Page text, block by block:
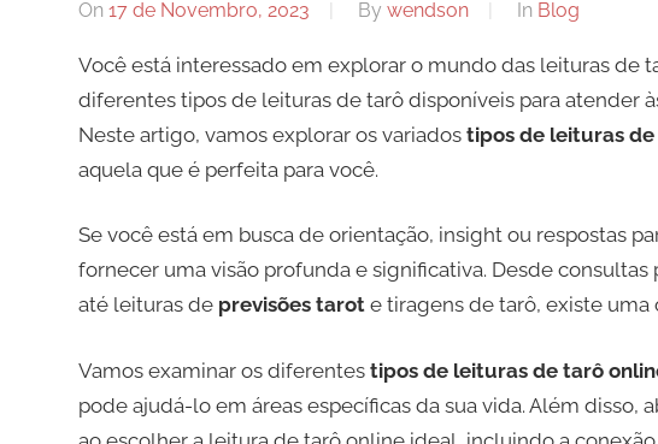
On 17 de Novembro, 2023 By wendson In Blog
Você está interessado em explorar o mundo das leituras de
diferentes tipos de leituras de tarô disponíveis para atender
Neste artigo, vamos explorar os variados tipos de leituras
aquela que é perfeita para você.
Se você está em busca de orientação, insight ou respostas
fornecer uma visão profunda e significativa. Desde
até leituras de previsões tarote tiragens de tarô, existe uma
Vamos examinar os diferentes tipos de leituras de tarô
pode ajudá-lo em áreas específicas da sua vida. Além disso,